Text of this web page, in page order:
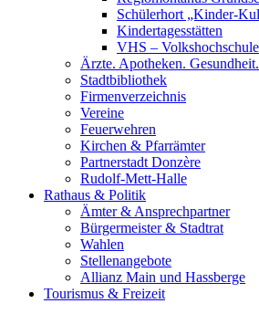
Schülerhort „Kinder-
Kindertagesstätten
VHS –
Ärzte. Apotheken. Gesundheit.
Stadtbibliothek
Firmenverzeichnis
Vereine
Feuerwehren
Kirchen & Pfarrämter
Partnerstadt Donzère
Rudolf-Mett-Halle
Rathaus & Politik
Ämter & Ansprechpartner
Bürgermeister & Stadtrat
Wahlen
Stellenangebote
Allianz Main und Hassberge
Tourismus & Freizeit